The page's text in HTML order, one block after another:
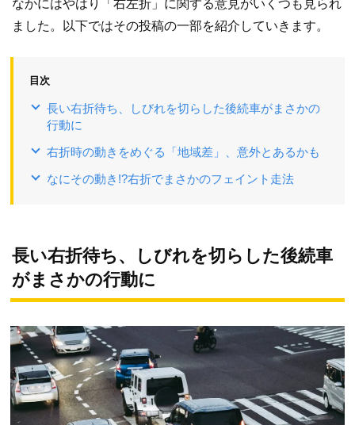
なかにはやはり「右左折」に関する意見がいくつも見られ
ました。以下ではその投稿の一部を紹介していきます。
目次
長い右折待ち、しびれを切らした後続車がまさかの
行動に
右折時の動きをめぐる「地域差」、意外とあるかも
なにその動き!?右折でまさかのフェイント走法
長い右折待ち、しびれを切らした後続車
がまさかの行動に